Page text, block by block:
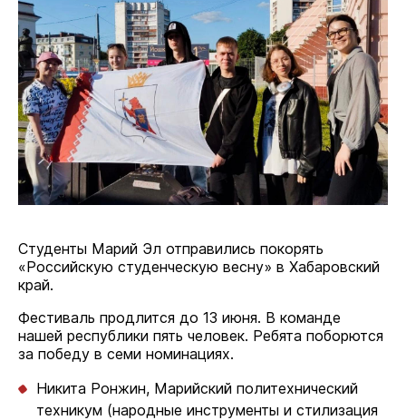
Студенты Марий Эл отправились покорять
«Российскую студенческую весну» в Хабаровский
край.
Фестиваль продлится до 13 июня. В команде
нашей республики пять человек. Ребята поборются
за победу в семи номинациях.
Никита Ронжин, Марийский политехнический
техникум (народные инструменты и стилизация